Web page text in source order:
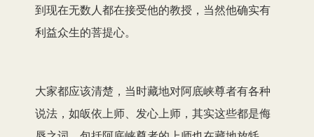
到现在无数人都在接受他的教授，当然他确实有
利益众生的菩提心。
大家都应该清楚，当时藏地对阿底峡尊者有各种
说法，如皈依上师、发心上师，其实这些都是侮